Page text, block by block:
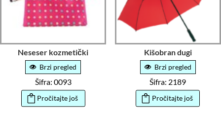
Neseser kozmetički
Brzi pregled
Šifra: 0093
Pročitajte još
Kišobran dugi
Brzi pregled
Šifra: 2189
Pročitajte još